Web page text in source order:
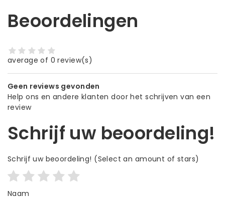
Beoordelingen
average of 0 review(s)
Geen reviews gevonden
Help ons en andere klanten door het schrijven van een
review
Schrijf uw beoordeling!
Schrijf uw beoordeling! (Select an amount of stars)
Naam